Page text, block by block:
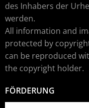
des Inhabers der
werden.
All information and
protected by
can be reproduced
the copyright holder.
FÖRDERUNG